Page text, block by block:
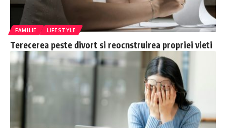
FAMILIE LIFESTYLE
Terecerea peste divort si reocnstruirea propriei vieti